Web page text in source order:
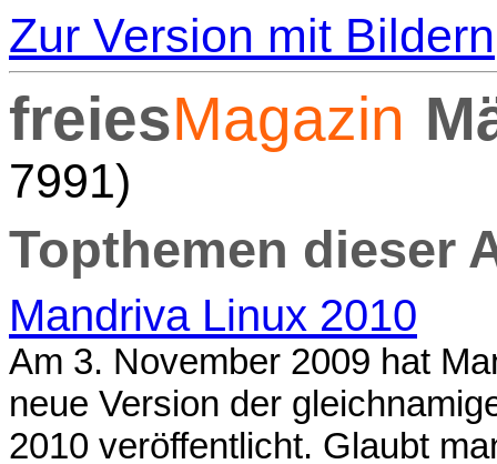
Zur Version mit Bildern
freiesMagazin
7991)
Topthemen dieser
Mandriva Linux 2010
Am 3. November 2009 hat
neue Version der
2010 veröffentlicht. Glaubt